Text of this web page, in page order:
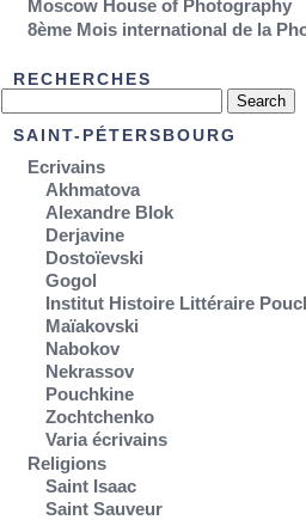
Moscow House of Photography
8ème Mois international de la
RECHERCHES
SAINT-PÉTERSBOURG
Ecrivains
Akhmatova
Alexandre Blok
Derjavine
Dostoïevski
Gogol
Institut Histoire Littéraire
Maïakovski
Nabokov
Nekrassov
Pouchkine
Zochtchenko
Varia écrivains
Religions
Saint Isaac
Saint Sauveur